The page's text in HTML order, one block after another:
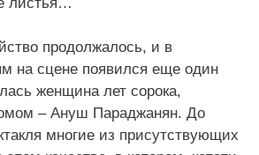
продолжалось, и в
на сцене появился еще один
женщина лет сорока,
– Ануш Параджанян. До
многие из присутствующих